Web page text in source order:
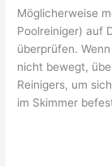
Möglicherweise
Poolreiniger) auf
überprüfen.
nicht bewegt,
Reinigers, um
im Skimmer